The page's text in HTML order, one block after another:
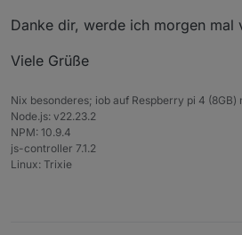
Danke dir, werde ich morgen mal
Viele Grüße
Nix besonderes; iob auf Respberry pi 4 (8GB)
Node.js: v22.23.2
NPM: 10.9.4
js-controller 7.1.2
Linux: Trixie